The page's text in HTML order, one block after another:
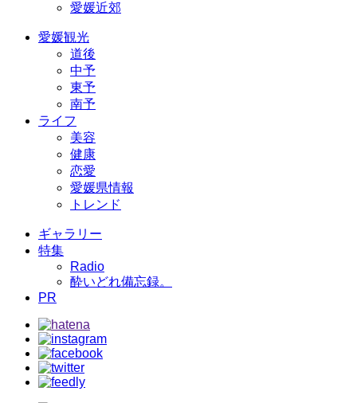
愛媛近郊
愛媛観光
道後
中予
東予
南予
ライフ
美容
健康
恋愛
愛媛県情報
トレンド
ギャラリー
特集
Radio
酔いどれ備忘録。
PR